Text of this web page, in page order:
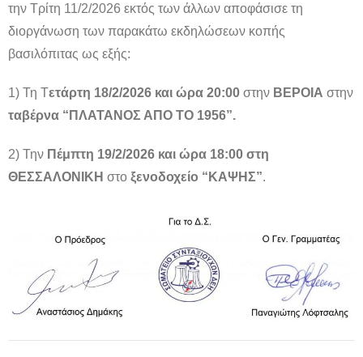
την Τρίτη 11/2/2026 εκτός των άλλων αποφάσισε τη
διοργάνωση των παρακάτω εκδηλώσεων κοπής
βασιλόπιτας ως εξής:
1) Τη Τετάρτη 18/2/2026 και ώρα 20:00 στην ΒΕΡΟΙΑ στην
ταβέρνα “ΠΛΑΤΑΝΟΣ ΑΠΟ ΤΟ 1956”.
2) Την Πέμπτη 19/2/2026 και ώρα 18:00 στη
ΘΕΣΣΑΛΟΝΙΚΗ στο ξενοδοχείο “ΚΑΨΗΣ”.